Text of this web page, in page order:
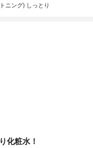
ニング) しっとり
化粧水！